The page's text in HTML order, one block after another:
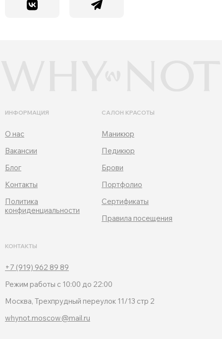
О нас
Вакансии
ИНФОРМАЦИЯ
Блог
Контакты
Политика
конфиденциальности
Маникюр
САЛОН КРАСОТЫ
Педикюр
Брови
Портфолио
Сертификаты
Правила посещения
+7 (919) 962 89 89
КОНТАКТЫ
Режим работы с 10:00 до 22:00
Москва, Трехпрудный переулок 11/13 стр 2
whynot.moscow@mail.ru